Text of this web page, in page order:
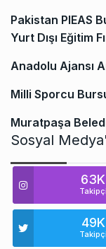
Pakistan PIEAS
Yurt Dışı Eğitim
Anadolu Ajansı
Milli Sporcu
Muratpaşa
Sosyal
63K
Takipçi
49K
Takipçi